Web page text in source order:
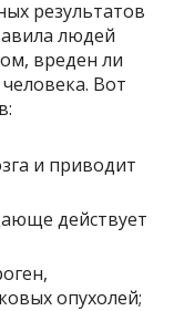
результатов
людей
вреден ли
Вот
и приводит
действует
опухолей;